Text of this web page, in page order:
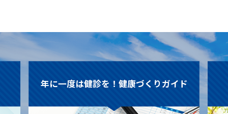
契約温泉施設のご案内